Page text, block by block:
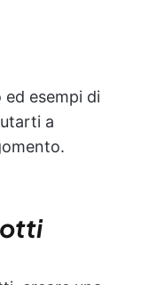
ed esempi di
a